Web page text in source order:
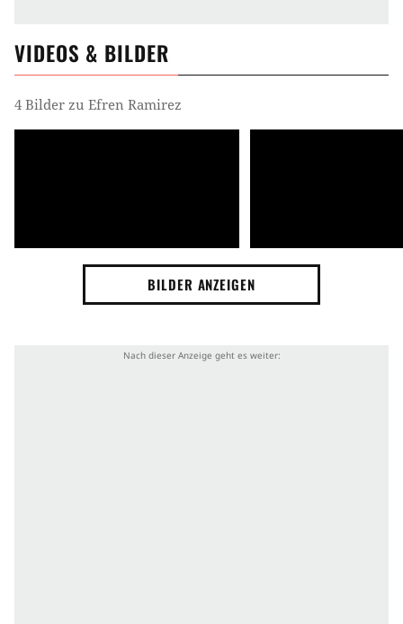
VIDEOS & BILDER
4 Bilder zu Efren Ramirez
BILDER ANZEIGEN